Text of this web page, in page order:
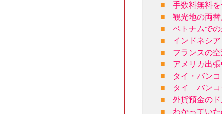
■
手数料無料
■
観光地の両
■
ベトナムで
■
インドネシ
■
フランスの
■
アメリカ出
■
タイ・バン
■
タイ バンコ
■
外貨預金の
■
わかってい